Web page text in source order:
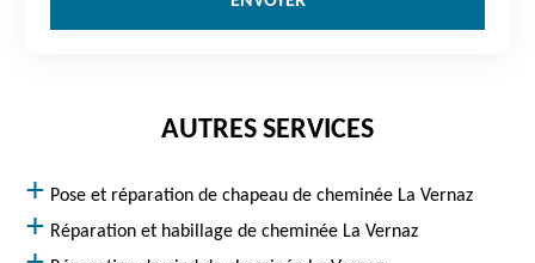
AUTRES SERVICES
Pose et réparation de chapeau de cheminée La Vernaz
Réparation et habillage de cheminée La Vernaz